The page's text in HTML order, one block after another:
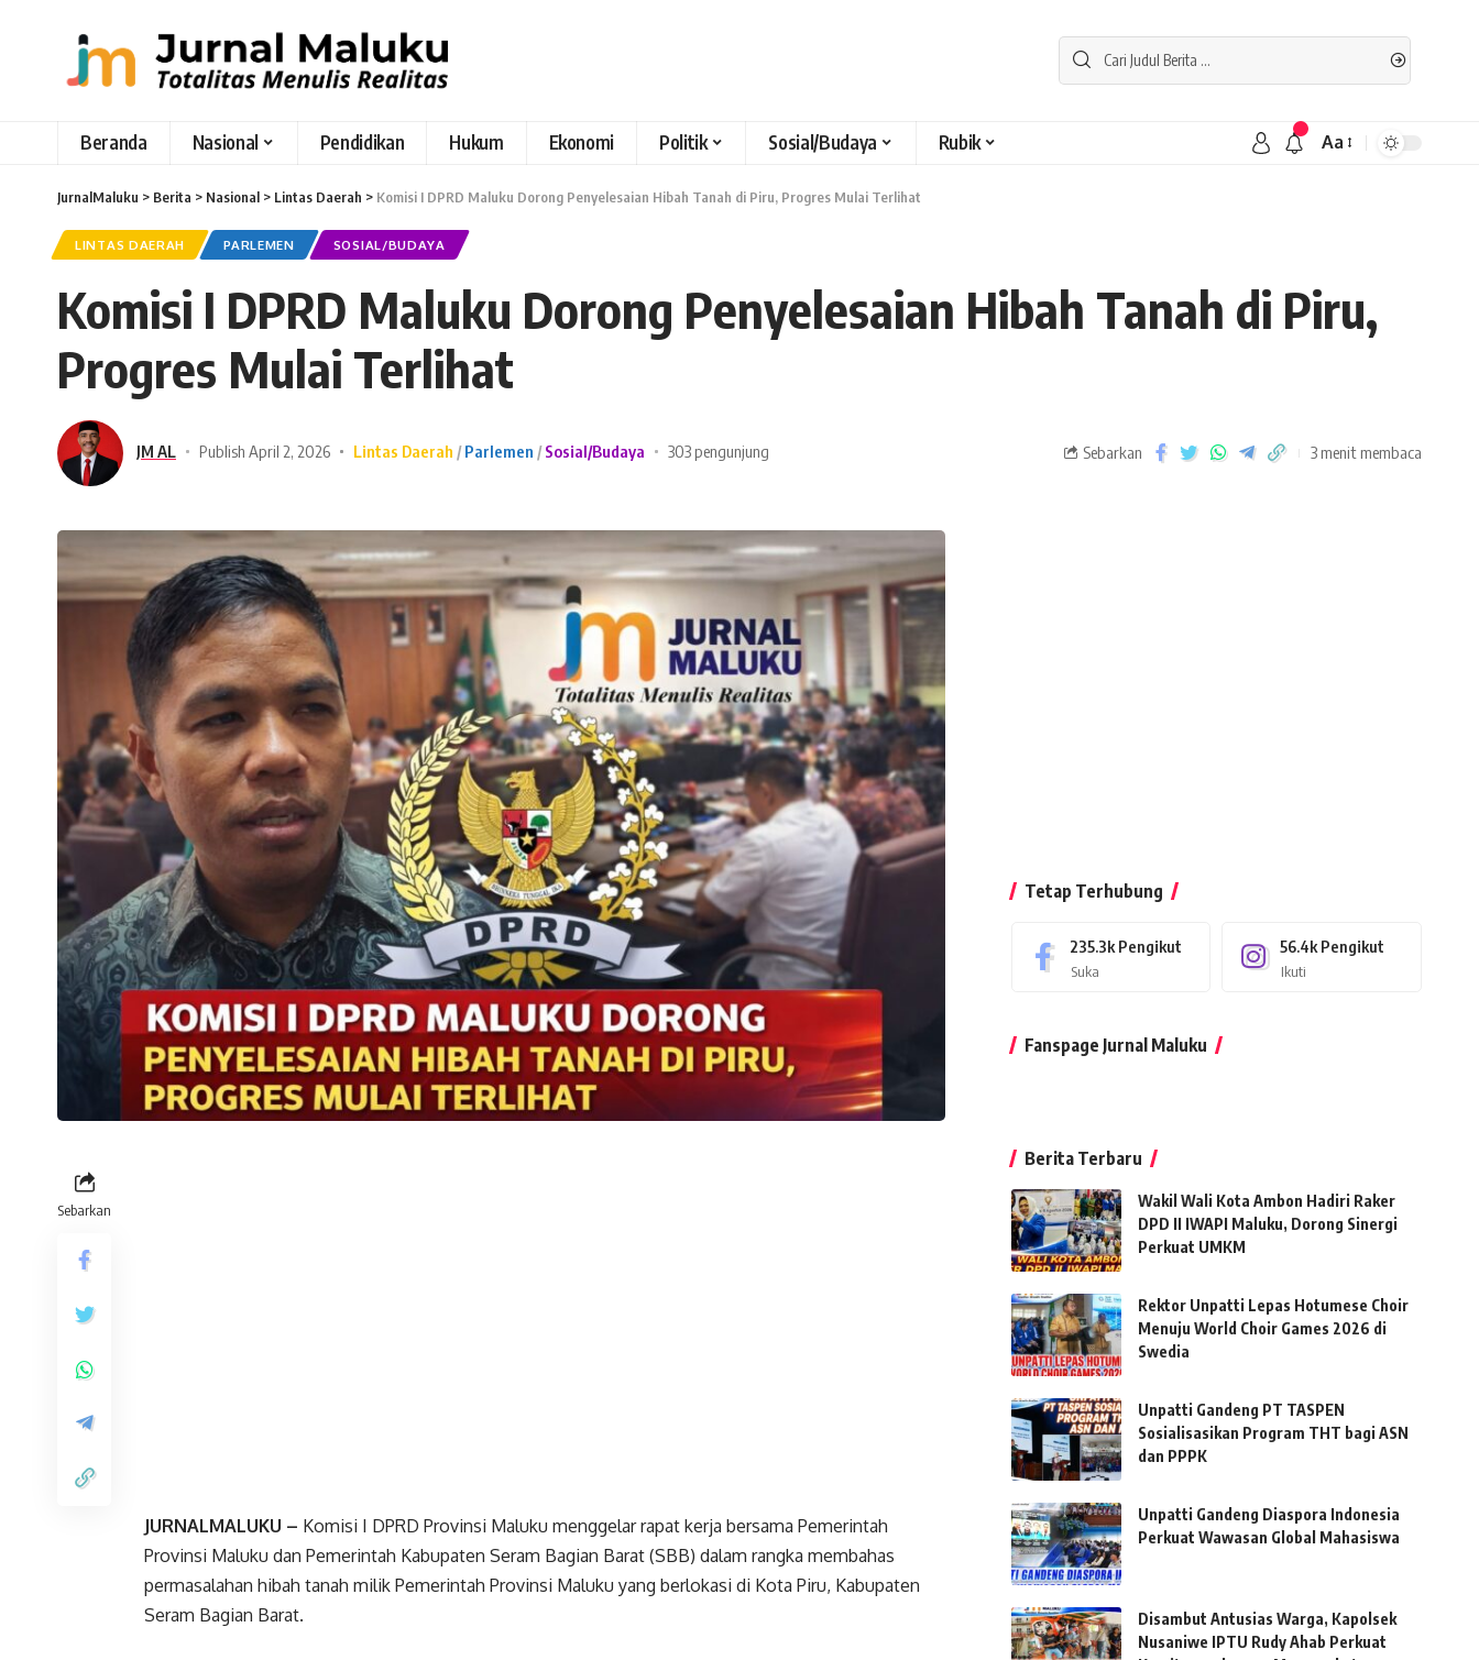
Beranda Nasional Pendidikan Hukum Ekonomi Politik Sosial/Budaya Rubik Aa
JurnalMaluku > Berita > Nasional > Lintas Daerah > Komisi I DPRD Maluku Dorong Penyelesaian Hibah Tanah di Piru, Progres Mulai Terlihat
LINTAS DAERAH PARLEMEN SOSIAL/BUDAYA
Komisi I DPRD Maluku Dorong Penyelesaian Hibah Tanah di Piru,
Progres Mulai Terlihat
JM AL Publish April 2, 2026 Lintas Daerah Parlemen Sosial/Budaya 303 pengunjung Sebarkan 3 menit membaca
Sebarkan
JURNALMALUKU – Komisi I DPRD Provinsi Maluku menggelar rapat kerja bersama Pemerintah
Provinsi Maluku dan Pemerintah Kabupaten Seram Bagian Barat (SBB) dalam rangka membahas
permasalahan hibah tanah milik Pemerintah Provinsi Maluku yang berlokasi di Kota Piru, Kabupaten
Seram Bagian Barat.
Tetap Terhubung
235.3k Pengikut
Suka
56.4k Pengikut
Ikuti
Fanspage Jurnal Maluku
Berita Terbaru
Wakil Wali Kota Ambon Hadiri Raker
DPD II IWAPI Maluku, Dorong Sinergi
Perkuat UMKM
Rektor Unpatti Lepas Hotumese Choir
Menuju World Choir Games 2026 di
Swedia
Unpatti Gandeng PT TASPEN
Sosialisasikan Program THT bagi ASN
dan PPPK
Unpatti Gandeng Diaspora Indonesia
Perkuat Wawasan Global Mahasiswa
Disambut Antusias Warga, Kapolsek
Nusaniwe IPTU Rudy Ahab Perkuat